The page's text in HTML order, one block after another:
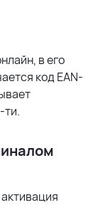
в его
код EAN-
ти.